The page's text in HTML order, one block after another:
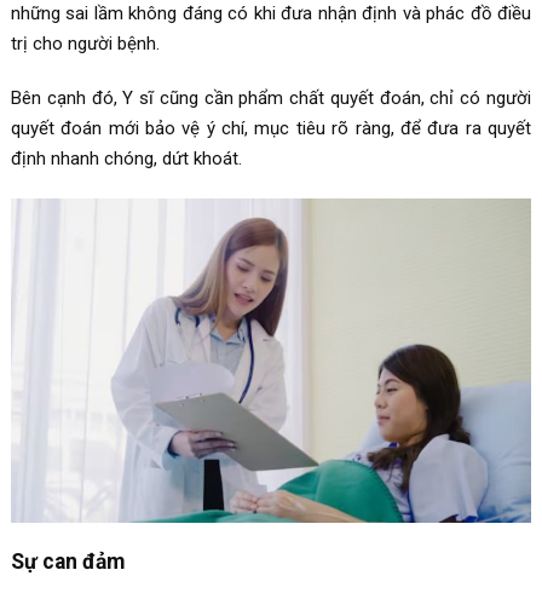
những sai lầm không đáng có khi đưa nhận định và phác đồ điều
trị cho người bệnh.
Bên cạnh đó, Y sĩ cũng cần phẩm chất quyết đoán, chỉ có người
quyết đoán mới bảo vệ ý chí, mục tiêu rõ ràng, để đưa ra quyết
định nhanh chóng, dứt khoát.
Sự can đảm